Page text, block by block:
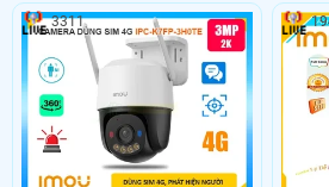
màu cực đẹp, phân giải 2.0
Megapixel, H265 , quay quét 360 Độ
ngoài trời, Công trình xây dựng,
trang trại, thích hợp ao hồ , trạm ở
biển, rẫy, . .
có thể
các
Với
độ nét
xoay 0
3311